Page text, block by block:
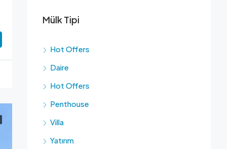
Mülk Tipi
Hot Offers
Daire
Hot Offers
Penthouse
Villa
Yatırım